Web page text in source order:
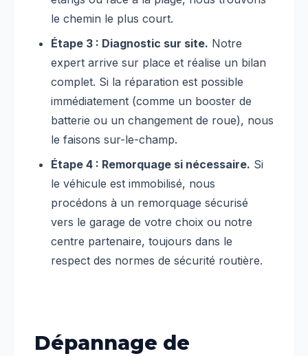
le chemin le plus court.
Étape 3 : Diagnostic sur site. Notre
expert arrive sur place et réalise un bilan
complet. Si la réparation est possible
immédiatement (comme un booster de
batterie ou un changement de roue), nous
le faisons sur-le-champ.
Étape 4 : Remorquage si nécessaire. Si
le véhicule est immobilisé, nous
procédons à un remorquage sécurisé
vers le garage de votre choix ou notre
centre partenaire, toujours dans le
respect des normes de sécurité routière.
Dépannage de